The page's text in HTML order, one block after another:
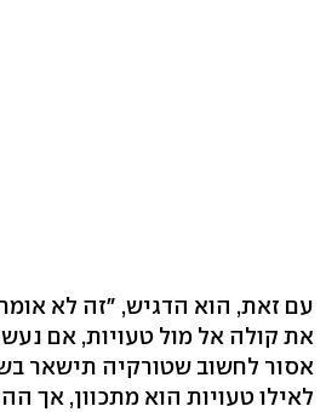
עם זאת, הוא הדגיש, "זה לא
את קולה אל מול טעויות, אם
אסור לחשוב שטורקיה תישאר
לאילו טעויות הוא מתכוון, אך